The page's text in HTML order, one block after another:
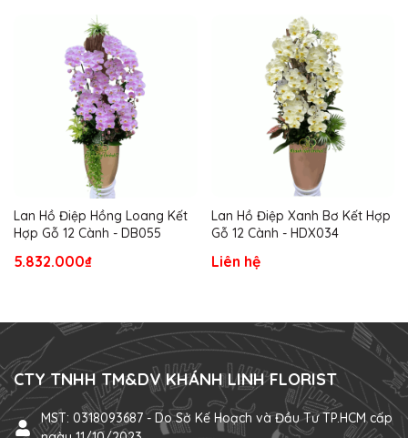
Lan Hồ Điệp Hồng Loang Kết
Hợp Gỗ 12 Cành - DB055
5.832.000₫
Lan Hồ Điệp Xanh Bơ Kết Hợp
Gỗ 12 Cành - HDX034
Liên hệ
CTY TNHH TM&DV KHÁNH LINH FLORIST
MST: 0318093687 - Do Sở Kế Hoạch và Đầu Tư TP.HCM cấp